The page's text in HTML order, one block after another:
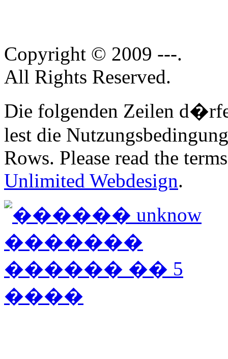
Copyright © 2009 ---.
All Rights Reserved.
Die folgenden Zeilen
lest die
Rows. Please read the
Unlimited Webdesign.